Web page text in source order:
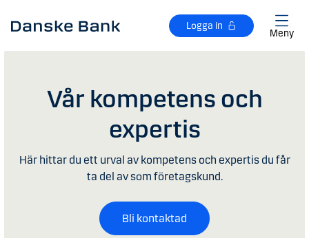
Logga in
Meny
Vår kompetens och
expertis
Här hittar du ett urval av kompetens och expertis du får
ta del av som företagskund.
Bli kontaktad